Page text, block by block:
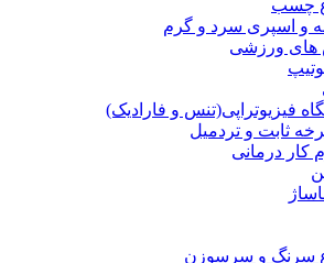
چسب
و اسپری سرد و گرم
ورزشی
فیزیوتراپی(تنس و فارادیک)
ثابت و تردمیل
کار درمانی
سرنگ و سرسوزن